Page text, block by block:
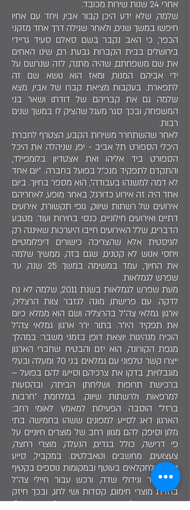
אחרי 24 שנות שירות מכובד.
שלמה, שלא ידע היכן קבור אביו, ויחד עם אחיו
חיפשו במשך שנים, ולאחר שגילה דרך אחד מזקני
הכפר, כי האב נקבר בשם סאלם סעיד גריידי
בירושלים בבית הקברות גבעת רם, שינו האחים
את שם משפחתם, שהיה מתנה, לזה שנרשם על
ידי אביהם המנוח, ומאז הוא נושא שם זה
לתפארת. בעקבות מציאת קברו של אביו, מצא
שלמה גם את קבריהם של דודתו ושאר בני
המשפחה, ובכך סגר מעגל שהציק לו במשך שנים
רבות.
לאחר שהשתחרר משירות הקבע, הצטרף לחברת
היכלי הספורט תל אביב - יפו, שניהלה את היכל
הספורט ביד אליהו ואת אצטדיון בלומפילד,
והתקדם לתפקיד מנכ"ל בפועל בחברה. "יום אחד
לא דמה למשנהו בעבודה", הוא מספר בחיוך. ביום
אחד היה זה אירוע כדורגל, באחר מופע, לאחריהם
אירועים של רשתות שיווק, גופי תקשורת, אירועים
דתיים ואירועים חילוניים, כנסי בחירות ועוד. מטבע
הדברים, שלל האירועים חייבו היערכות שאיננה רק
לוגיסטית אלא שהצריכה כישורים דיפלומטיים
ויחסי אנוש לא קטנים, שגם בזה, ממשיך שלמה
את החיוך, עמד במשימה במשך 25 שנה, עד
שפרש לגמלאות.
מעת שפרש לגמלאות בשנת 2011, שלמה לא נח
לדקה. עם פרישתו, מונה לגזבר צוות הרצליה,
ארגון גמלאי צה"ל בהרצליה ושם הוא ממלא כיום
את תפקיד היו"ר. בתור יו"ר ארגון גמלאי צה"ל
הוכיח מנהיגות יוצאת דופן בזמני משבר: במהלך
מגפת הקורונה, הוא יזם והבטיח שחברי הארגון
ייצרו קשר טלפוני עם גמלאים בני 70 ומעלה ובעלי
מוגבלויות, בדקו את צרכיהם וסייעו להם בפועל –
ברכישת תרופות ושליחתן הביתה, ובהסעות
למרפאות ולרשתות שיווק. במלחמת "חרבות
ברזל" הוסבה הפעילות למאמץ לאומי רחב:
הארגון דאג לסייע למפונים ששהו בחמישה בתי
מלון וסיפק להם מגוון רחב של מוצרים חיוניים על
פי דרישה, כולל בגדים, הנעלה, מוצרי רחצה,
צעצועים, מחשבים וטאבלטים. במקביל, סייע
הארגון לחקלאים בעוטף ובמקומות נוספים בקטיף
פרי הדר וגידולי שדה, ורכש עבור חיילי צה"ל
בחזית מוצרי חימום, קסדות ושי לחג, ובכך חיזק
את החוסן הלאומי. בנוסף שימש כיו"ר סניף איל"ן